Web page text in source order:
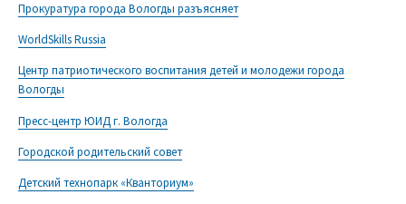
Прокуратура города Вологды разъясняет
WorldSkills Russia
Центр патриотического воспитания детей и молодежи города
Вологды
Пресс-центр ЮИД г. Вологда
Городской родительский совет
Детский технопарк «Кванториум»